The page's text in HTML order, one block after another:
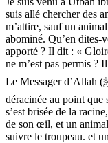
suis allé chercher des
m’attire, sauf un
abominé. Qu’en dites-
apporté ? Il dit : «
ne m’est pas permis ?
Le Messager d’Allah (ﷺ) a interdit un animal dont l’oreille a été
déracinée au point que
s’est brisée de la
de son œil, et un
suivre le troupeau. et